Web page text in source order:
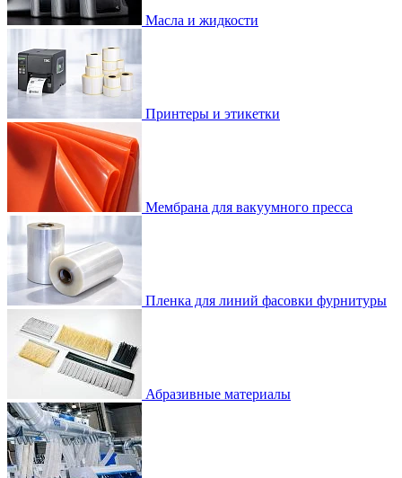
Масла и жидкости
Принтеры и этикетки
Мембрана для вакуумного пресса
Пленка для линий фасовки фурнитуры
Абразивные материалы